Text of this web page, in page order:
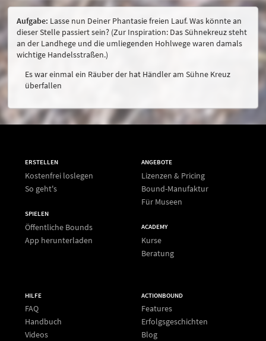
Aufgabe: Lasse nun Deiner Phantasie freien Lauf. Was könnte an
dieser Stelle passiert sein? (Zur Inspiration: Das Sühnekreuz steht
an der Landhege und die umliegenden Hohlwege waren damals
wichtige Handelsstraßen.)
Es war einmal ein Räuber der hat Händler am Sühne Kreuz
überfallen
ERSTELLEN
Kostenfrei loslegen
So geht's
SPIELEN
Öffentliche Bounds
App herunterladen
ANGEBOTE
Lizenzen & Pricing
Bound-Manufaktur
Für Museen
ACADEMY
Kurse
Beratung
HILFE
FAQ
Handbuch
Videos
ACTIONBOUND
Features
Erfolgsgeschichten
Blog